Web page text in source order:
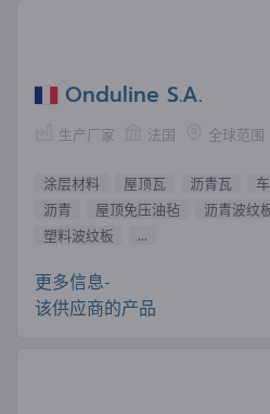
Onduline S.A.
生产厂家 法国 全球范围
涂层材料 屋顶瓦 沥青瓦
沥青
屋顶免压油毡 沥青波纹
塑料波纹板
...
更多信息-
该供应商的产品